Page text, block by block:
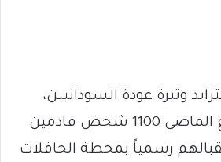
وتيرة عودة السودانيين،
حيث وصل الأسبوع الماضي 1100 شخص قادمين
رسمياً بمحطة الحافلات